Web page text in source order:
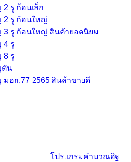
รู ก้อนเล็ก
2 รู ก้อนใหญ่
3 รู ก้อนใหญ่ สินค้ายอดนิยม
4 รู
8 รู
ตัน
มอก.77-2565 สินค้าขายดี
โปรแกรมคำนวณอิฐ